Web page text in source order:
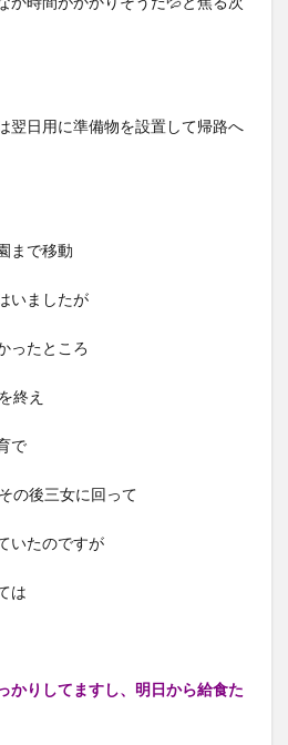
翌日用に準備物を設置して帰路へ
まで移動
いましたが
ったところ
終え
で
の後三女に回って
いたのですが
は
かりしてますし、明日から給食た